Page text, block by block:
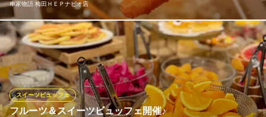
大阪焼肉 神戸あぶり牧場 梅田本店
精肉店直営焼肉
ＪＲ大阪駅 徒歩3分
大阪府大阪市北区芝田2-8-11 共栄ビル1F
串家物語 梅田ＨＥＰナビオ店
約25種類の串揚げメニュー！自分で揚げるから楽しい♪美味しい！
お好きなものをお好きなだけ★食べ放題でたっぷりとお召し上が
りください。揚げたて！アツアツを串家物語 特製ソースに付けて
◎その他サイドメニューも充実！食後のデザートに、チョコファ
ウンテン・自分で作るソフトクリームも人気ですよ♪ランチ営業有
り！
フルーツ＆スイーツビュッフェ開催♪
スイーツビュッフェ